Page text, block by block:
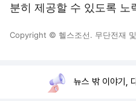
분히 제공할 수 있도록 노
Copyright © 헬스조선. 무단전재
뉴스 밖 이야기,